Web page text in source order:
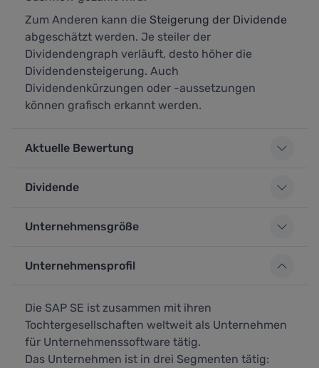
Zum Anderen kann die Steigerung der Dividende
abgeschätzt werden. Je steiler der
Dividendengraph verläuft, desto höher die
Dividendensteigerung. Auch
Dividendenkürzungen oder -aussetzungen
können grafisch erkannt werden.
Aktuelle Bewertung
Dividende
Unternehmensgröße
Unternehmensprofil
Die SAP SE ist zusammen mit ihren
Tochtergesellschaften weltweit als Unternehmen
für Unternehmenssoftware tätig.
Das Unternehmen ist in drei Segmenten tätig: